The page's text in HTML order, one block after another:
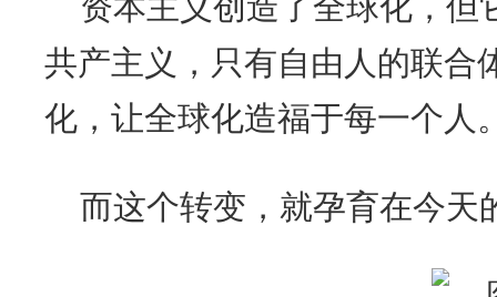
共产主义，只有自由人的联合
化，让全球化造福于每一个人
而这个转变，就孕育在今天